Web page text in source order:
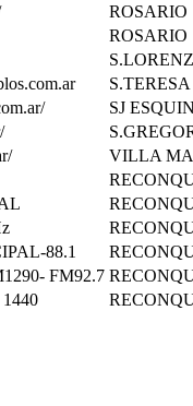
ROSARIO
ROSARIO
S.TERESA
SJ
VILLA
88.1
FM92.7